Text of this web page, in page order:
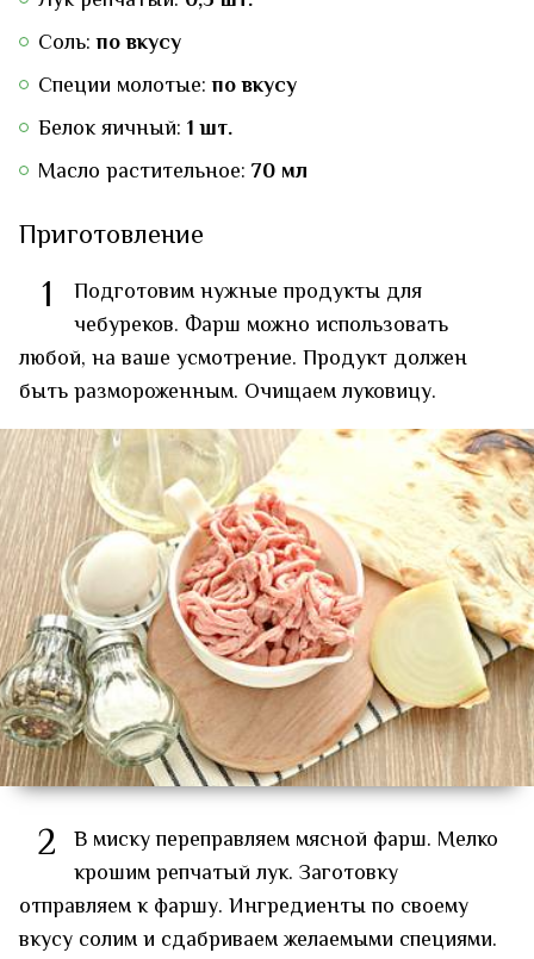
Соль:по вкусу
Специи молотые:по вкусу
Белок яичный: 1 шт.
Масло растительное: 70 мл
Приготовление
1
Подготовим нужные продукты для
чебуреков. Фарш можно использовать
любой, на ваше усмотрение. Продукт должен
быть размороженным. Очищаем луковицу.
2 В миску переправляем мясной фарш. Мелко
крошим репчатый лук. Заготовку
отправляем к фаршу. Ингредиенты по своему
вкусу солим и сдабриваем желаемыми специями.